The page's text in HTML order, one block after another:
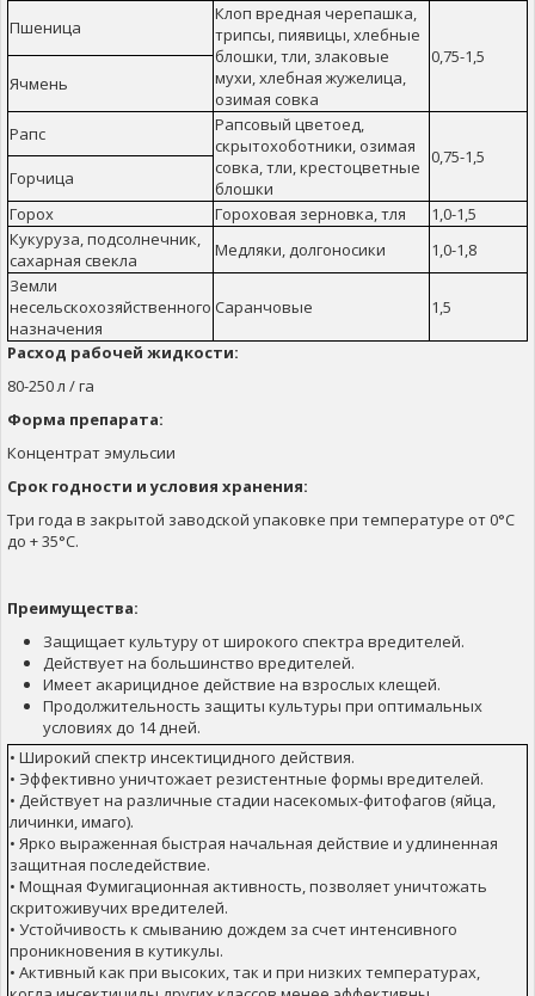
Пшеница
Клоп вредная черепашка,
трипсы, пиявицы, хлебные
блошки, тли, злаковые
мухи, хлебная жужелица,
озимая совка
0,75-1,5
Ячмень
Рапс
Рапсовый цветоед,
скрытохоботники, озимая
совка, тли, крестоцветные
блошки
0,75-1,5
Горчица
Горох
Гороховая зерновка, тля
1,0-1,5
Кукуруза, подсолнечник,
сахарная свекла
Медляки, долгоносики
1,0-1,8
Земли
несельскохозяйственного
назначения
Саранчовые 1,5
Расход рабочей жидкости:
80-250 л / га
Форма препарата:
Концентрат эмульсии
Срок годности и условия хранения:
Три года в закрытой заводской упаковке при температуре от 0°С
до + 35°С.
Преимущества:
Защищает культуру от широкого спектра вредителей.
Действует на большинство вредителей.
Имеет акарицидное действие на взрослых клещей.
Продолжительность защиты культуры при оптимальных
условиях до 14 дней.
• Широкий спектр инсектицидного действия.
• Эффективно уничтожает резистентные формы вредителей.
• Действует на различные стадии насекомых-фитофагов (яйца,
личинки, имаго).
• Ярко выраженная быстрая начальная действие и удлиненная
защитная последействие.
• Мощная Фумигационная активность, позволяет уничтожать
скритоживучих вредителей.
• Устойчивость к смыванию дождем за счет интенсивного
проникновения в кутикулы.
• Активный как при высоких, так и при низких температурах,